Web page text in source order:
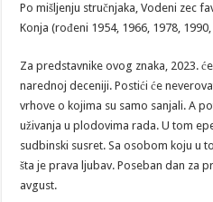
Po mišljenju stručnjaka, Vodeni zec
Konja (rođeni 1954, 1966, 1978,
Za predstavnike ovog znaka, 2023.
narednoj deceniji. Postići će
vrhove o kojima su samo sanjali. A
uživanja u plodovima rada. U tom
sudbinski susret. Sa osobom koju u
šta je prava ljubav. Poseban dan za
avgust.